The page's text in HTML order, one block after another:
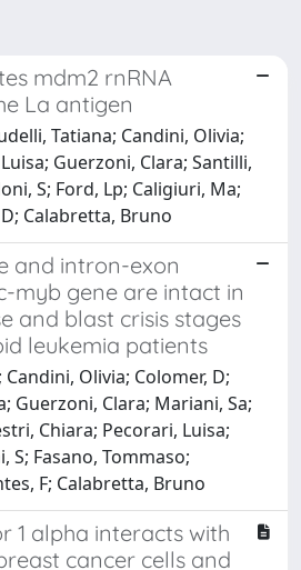
mdm2 rnRNA
La antigen
Tatiana; Candini, Olivia;
Guerzoni, Clara; Santilli,
S; Ford, Lp; Caligiuri, Ma;
Calabretta, Bruno
and intron-exon
myb gene are intact in
and blast crisis stages
leukemia patients
Olivia; Colomer, D;
Guerzoni, Clara; Mariani, Sa;
Chiara; Pecorari, Luisa;
S; Fasano, Tommaso;
F; Calabretta, Bruno
1 alpha interacts with
cancer cells and